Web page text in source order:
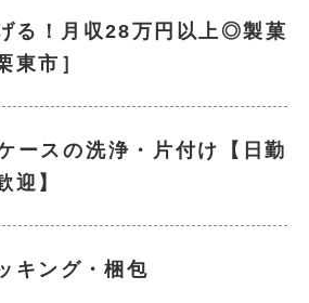
る！月収28万円以上◎製菓
東市］
ースの洗浄・片付け【日勤
迎】
キング・梱包